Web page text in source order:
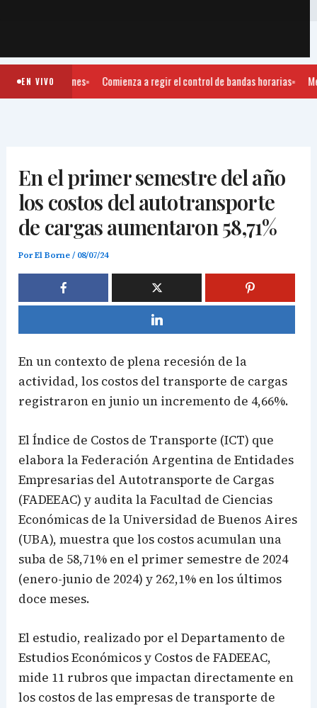
EN VIVO
700 camiones Comienza a regir el control de bandas horarias
En el primer semestre del año
los costos del autotransporte
de cargas aumentaron 58,71%
PorEl Borne/ 08/07/24
En un contexto de plena recesión de la
actividad, los costos del transporte de cargas
registraron en junio un incremento de 4,66%.
El Índice de Costos de Transporte (ICT) que
elabora la Federación Argentina de Entidades
Empresarias del Autotransporte de Cargas
(FADEEAC) y audita la Facultad de Ciencias
Económicas de la Universidad de Buenos Aires
(UBA), muestra que los costos acumulan una
suba de 58,71% en el primer semestre de 2024
(enero-junio de 2024) y 262,1% en los últimos
doce meses.
El estudio, realizado por el Departamento de
Estudios Económicos y Costos de FADEEAC,
mide 11 rubros que impactan directamente en
los costos de las empresas de transporte de